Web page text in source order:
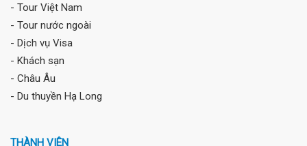
- Tour Việt Nam
- Tour nước ngoài
- Dịch vụ Visa
- Khách sạn
- Châu Âu
- Du thuyền Hạ Long
THÀNH VIÊN